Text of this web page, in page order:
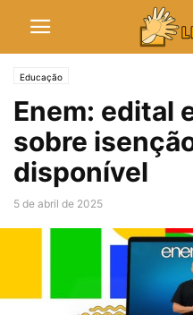
Educação
Enem: edital
sobre
disponível
5 de abril de 2025